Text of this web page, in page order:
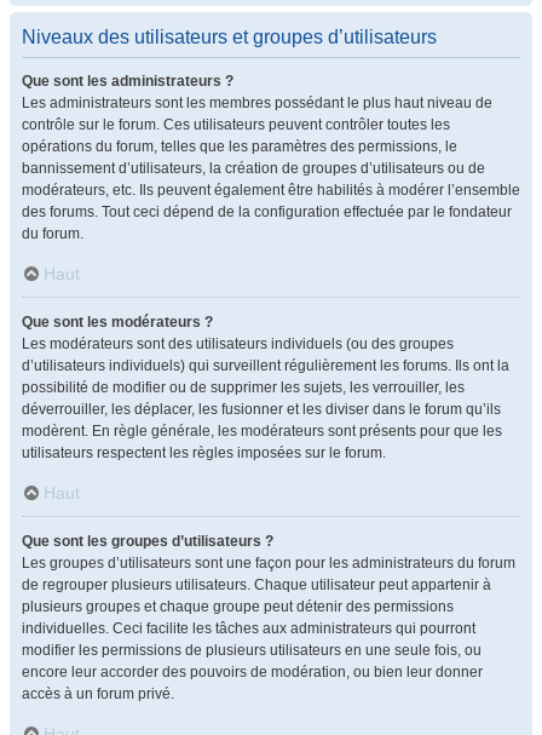
Niveaux des utilisateurs et groupes d’utilisateurs
Que sont les administrateurs ?
Les administrateurs sont les membres possédant le plus haut niveau de
contrôle sur le forum. Ces utilisateurs peuvent contrôler toutes les
opérations du forum, telles que les paramètres des permissions, le
bannissement d’utilisateurs, la création de groupes d’utilisateurs ou de
modérateurs, etc. Ils peuvent également être habilités à modérer l’ensemble
des forums. Tout ceci dépend de la configuration effectuée par le fondateur
du forum.
Haut
Que sont les modérateurs ?
Les modérateurs sont des utilisateurs individuels (ou des groupes
d’utilisateurs individuels) qui surveillent régulièrement les forums. Ils ont la
possibilité de modifier ou de supprimer les sujets, les verrouiller, les
déverrouiller, les déplacer, les fusionner et les diviser dans le forum qu’ils
modèrent. En règle générale, les modérateurs sont présents pour que les
utilisateurs respectent les règles imposées sur le forum.
Haut
Que sont les groupes d’utilisateurs ?
Les groupes d’utilisateurs sont une façon pour les administrateurs du forum
de regrouper plusieurs utilisateurs. Chaque utilisateur peut appartenir à
plusieurs groupes et chaque groupe peut détenir des permissions
individuelles. Ceci facilite les tâches aux administrateurs qui pourront
modifier les permissions de plusieurs utilisateurs en une seule fois, ou
encore leur accorder des pouvoirs de modération, ou bien leur donner
accès à un forum privé.